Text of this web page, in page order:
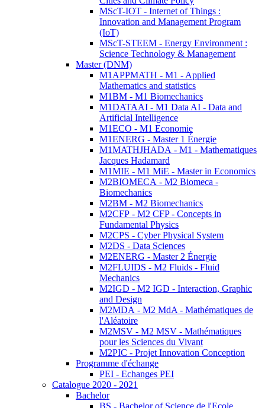
MScT-IOT - Internet of Things :
Innovation and Management Program
(IoT)
MScT-STEEM - Energy Environment :
Science Technology & Management
Master (DNM)
M1APPMATH - M1 - Applied
Mathematics and statistics
M1BM - M1 Biomechanics
M1DATAAI - M1 Data AI - Data and
Artificial Intelligence
M1ECO - M1 Economie
M1ENERG - Master 1 Énergie
M1MATHJHADA - M1 - Mathematiques
Jacques Hadamard
M1MIE - M1 MiE - Master in Economics
M2BIOMECA - M2 Biomeca -
Biomechanics
M2BM - M2 Biomechanics
M2CFP - M2 CFP - Concepts in
Fundamental Physics
M2CPS - Cyber Physical System
M2DS - Data Sciences
M2ENERG - Master 2 Énergie
M2FLUIDS - M2 Fluids - Fluid
Mechanics
M2IGD - M2 IGD - Interaction, Graphic
and Design
M2MDA - M2 MdA - Mathématiques de
l'Aléatoire
M2MSV - M2 MSV - Mathématiques
pour les Sciences du Vivant
M2PIC - Projet Innovation Conception
Programme d'échange
PEI - Echanges PEI
Catalogue 2020 - 2021
Bachelor
BS - Bachelor of Science de l'Ecole